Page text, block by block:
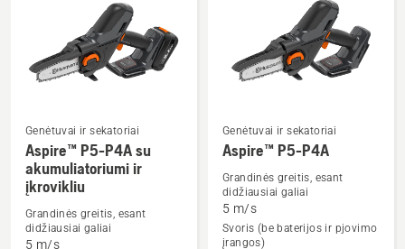
akumuliatoriumi
Žiūrėti
daugiau
detalių
apie
Aspire™
Genėtuvai ir sekatoriai
Aspire™ P5-P4A su
akumuliatoriumi ir
įkrovikliu
Grandinės greitis, esant
didžiausiai galiai
5 m/s
Žiūrėti
daugiau
detalių
apie
Aspire™
Genėtuvai ir sekatoriai
Aspire™ P5-P4A
Grandinės greitis, esant
didžiausiai galiai
5 m/s
Svoris (be baterijos ir pjovimo
įrangos)